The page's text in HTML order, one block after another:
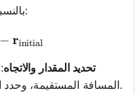
بالنسبة لأبعاد متعددة، تمتد الصيغة إلى:
\mathbf{r} =
− rinitial
تحديد المقدار والاتجاه
المسافة المستقيمة، وحدد اتجاهه بالنسبة إلى محور مرجعي.